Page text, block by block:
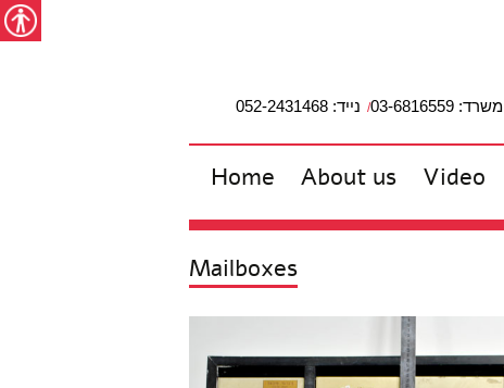
studio2 משרד: 03-6816559 נייד: 052-2431468
Home About us Video
Mailboxes